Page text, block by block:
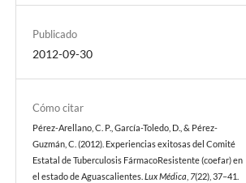
Publicado
2012-09-30
Cómo citar
Pérez-Arellano, C. P., García-Toledo, D., & Pérez-
Guzmán, C. (2012). Experiencias exitosas del Comité
Estatal de Tuberculosis FármacoResistente (coefar) en
el estado de Aguascalientes.Lux Médica 7(22), 37–41.